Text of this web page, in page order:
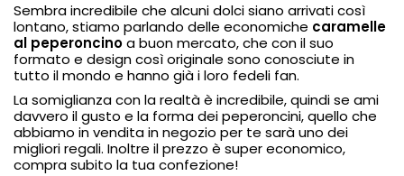
Sembra incredibile che alcuni dolci siano arrivati così
lontano, stiamo parlando delle economiche caramelle
al peperoncinoa buon mercato, che con il suo
formato e design così originale sono conosciute in
tutto il mondo e hanno già i loro fedeli fan.
La somiglianza con la realtà è incredibile, quindi se ami
davvero il gusto e la forma dei peperoncini, quello che
abbiamo in vendita in negozio per te sarà uno dei
migliori regali. Inoltre il prezzo è super economico,
compra subito la tua confezione!